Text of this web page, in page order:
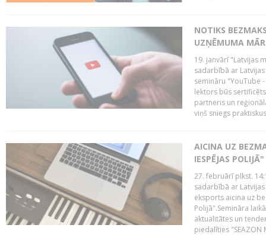
NOTIKS
UZŅĒMUMA
19. janvārī "Latvijas
sadarbībā ar
semināru "YouTube
lektors būs
partneris un
viņš sniegs
AICINA UZ
IESPĒJAS POLIJĀ"
27. februārī plkst.
sadarbībā ar
eksports aicina uz
Polijā".Semināra
aktualitātes un
piedalīties "SEAZON